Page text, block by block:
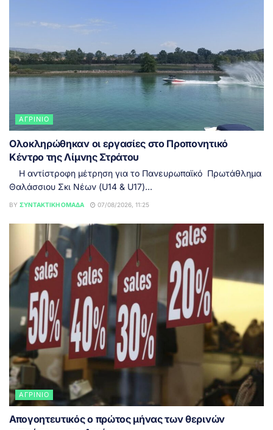
ΑΓΡΊΝΙΟ
Ολοκληρώθηκαν οι εργασίες στο Προπονητικό
Κέντρο της Λίμνης Στράτου
Η αντίστροφη μέτρηση για το Πανευρωπαϊκό Πρωτάθλημα
Θαλάσσιου Σκι Νέων (U14 & U17)...
BY ΣΥΝΤΑΚΤΙΚΉ ΟΜΆΔΑ 07/08/2026, 11:25
ΑΓΡΊΝΙΟ
Απογοητευτικός ο πρώτος μήνας των θερινών